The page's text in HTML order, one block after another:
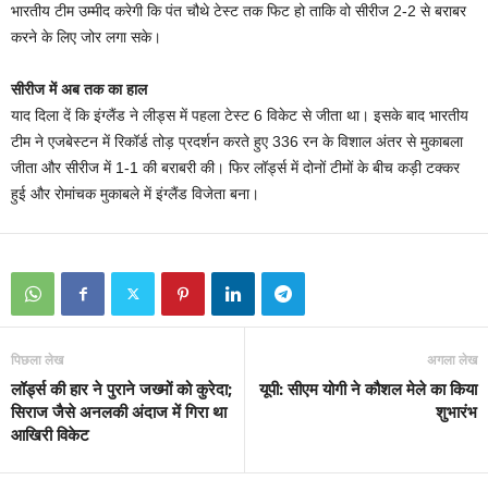
भारतीय टीम उम्‍मीद करेगी कि पंत चौथे टेस्‍ट तक फिट हो ताकि वो सीरीज 2-2 से बराबर
करने के लिए जोर लगा सके।
सीरीज में अब तक का हाल
याद दिला दें कि इंग्‍लैंड ने लीड्स में पहला टेस्‍ट 6 विकेट से जीता था। इसके बाद भारतीय
टीम ने एजबेस्‍टन में रिकॉर्ड तोड़ प्रदर्शन करते हुए 336 रन के विशाल अंतर से मुकाबला
जीता और सीरीज में 1-1 की बराबरी की। फिर लॉर्ड्स में दोनों टीमों के बीच कड़ी टक्‍कर
हुई और रोमांचक मुकाबले में इंग्‍लैंड विजेता बना।
पिछला लेख
लॉर्ड्स की हार ने पुराने जख्‍मों को कुरेदा;
सिराज जैसे अनलकी अंदाज में गिरा था
आखिरी विकेट
अगला लेख
यूपी: सीएम योगी ने कौशल मेले का किया
शुभारंभ